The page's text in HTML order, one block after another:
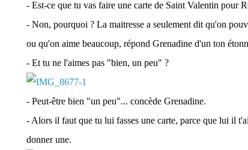
- Est-ce que tu vas faire une carte de Saint Valentin pour
- Non, pourquoi ? La maitresse a seulement dit qu'on
ou qu'on aime beaucoup, répond Grenadine d'un ton
- Et tu ne l'aimes pas "bien, un peu" ?
- Peut-être bien "un peu"... concède Grenadine.
- Alors il faut que tu lui fasses une carte, parce que lui il
donner une.